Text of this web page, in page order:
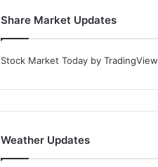
Share Market Updates
Stock Market Today by TradingView
Weather Updates